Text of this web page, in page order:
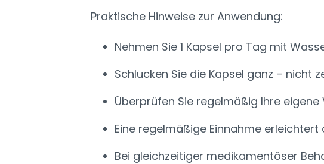
Praktische Hinweise zur Anwendung:
Nehmen Sie 1 Kapsel pro Tag mit
Schlucken Sie die Kapsel ganz – nicht
Überprüfen Sie regelmäßig Ihre
Eine regelmäßige Einnahme
Bei gleichzeitiger medikamentöser